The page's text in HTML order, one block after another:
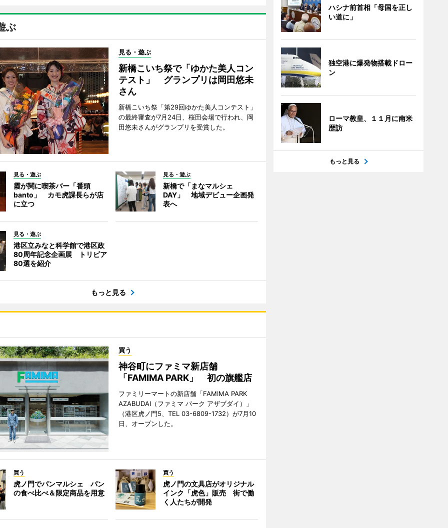
ぶ
見る・遊ぶ
新橋こいち祭で「ゆかた美人コン
テスト」 グランプリは岡田悠未
さん
新橋こいち祭「第29回ゆかた美人コンテスト」
の最終審査が7月24日、桜田会場で行われ、岡
田悠未さんがグランプリを受賞した。
見る・遊ぶ
霞が関に喫茶バー「番頭
banto」 カモ虎課長らが店
に立つ
見る・遊ぶ
新橋で「まなマルシェ
DAY」 地域デビュー企画発
表へ
見る・遊ぶ
港区立みなと科学館で港区政
80周年記念企画展 トリビア
80選を紹介
もっと見る
買う
神谷町にファミマ新店舗
「FAMIMA PARK」 初の旗艦店
ファミリーマートの新店舗「FAMIMA PARK
AZABUDAI（ファミマ パーク アザブダイ）」
（港区虎ノ門5、TEL 03-6809-1732）が7月10
日、オープンした。
買う
虎ノ門でパンマルシェ パン
の食べ比べ＆限定商品を用意
買う
虎ノ門の文具店がオリジナル
インク「虎色」販売 街で働
く人たちが開発
ハシナ前首相「母国を正し
い道に」
独空港に爆発物搭載ドロー
ン
ローマ教皇、１１月に南米
歴訪
もっと見る